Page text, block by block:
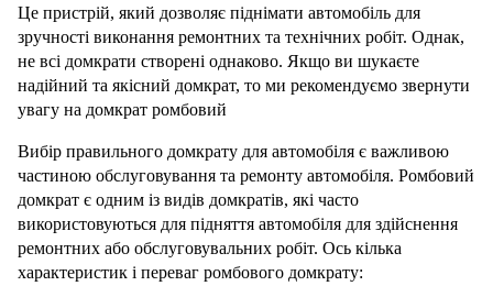
Це пристрій, який дозволяє піднімати автомобіль для
зручності виконання ремонтних та технічних робіт. Однак,
не всі домкрати створені однаково. Якщо ви шукаєте
надійний та якісний домкрат, то ми рекомендуємо звернути
увагу на домкрат ромбовий
Вибір правильного домкрату для автомобіля є важливою
частиною обслуговування та ремонту автомобіля. Ромбовий
домкрат є одним із видів домкратів, які часто
використовуються для підняття автомобіля для здійснення
ремонтних або обслуговувальних робіт. Ось кілька
характеристик і переваг ромбового домкрату: